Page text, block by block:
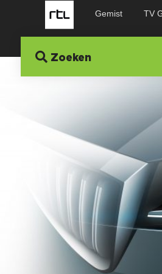
Gemist TV
Zoeken